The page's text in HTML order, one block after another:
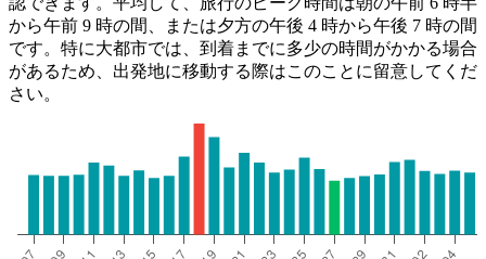
から午前 9 時の間、または夕方の午後 4 時から午後 7 時の間
です。特に大都市では、到着までに多少の時間がかかる場合
があるため、出発地に移動する際はこのことに留意してくだ
さい。